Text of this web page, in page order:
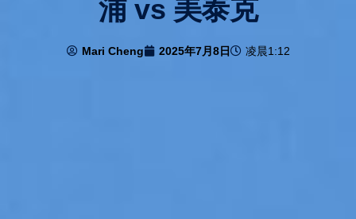
浦 vs 美泰克
Mari Cheng 2025年7月8日 凌晨1:12